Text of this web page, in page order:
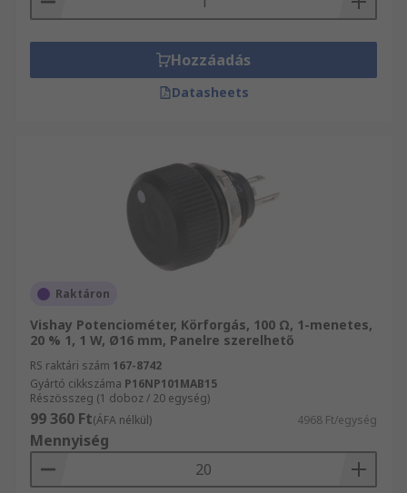
Hozzáadás
Datasheets
Raktáron
Vishay Potenciométer, Körforgás, 100 Ω, 1-menetes,
20 % 1, 1 W, Ø16 mm, Panelre szerelhető
RS raktári szám 167-8742
Gyártó cikkszáma P16NP101MAB15
Részösszeg (1 doboz / 20 egység)
99 360 Ft(ÁFA nélkül) 4968 Ft/egység
Mennyiség